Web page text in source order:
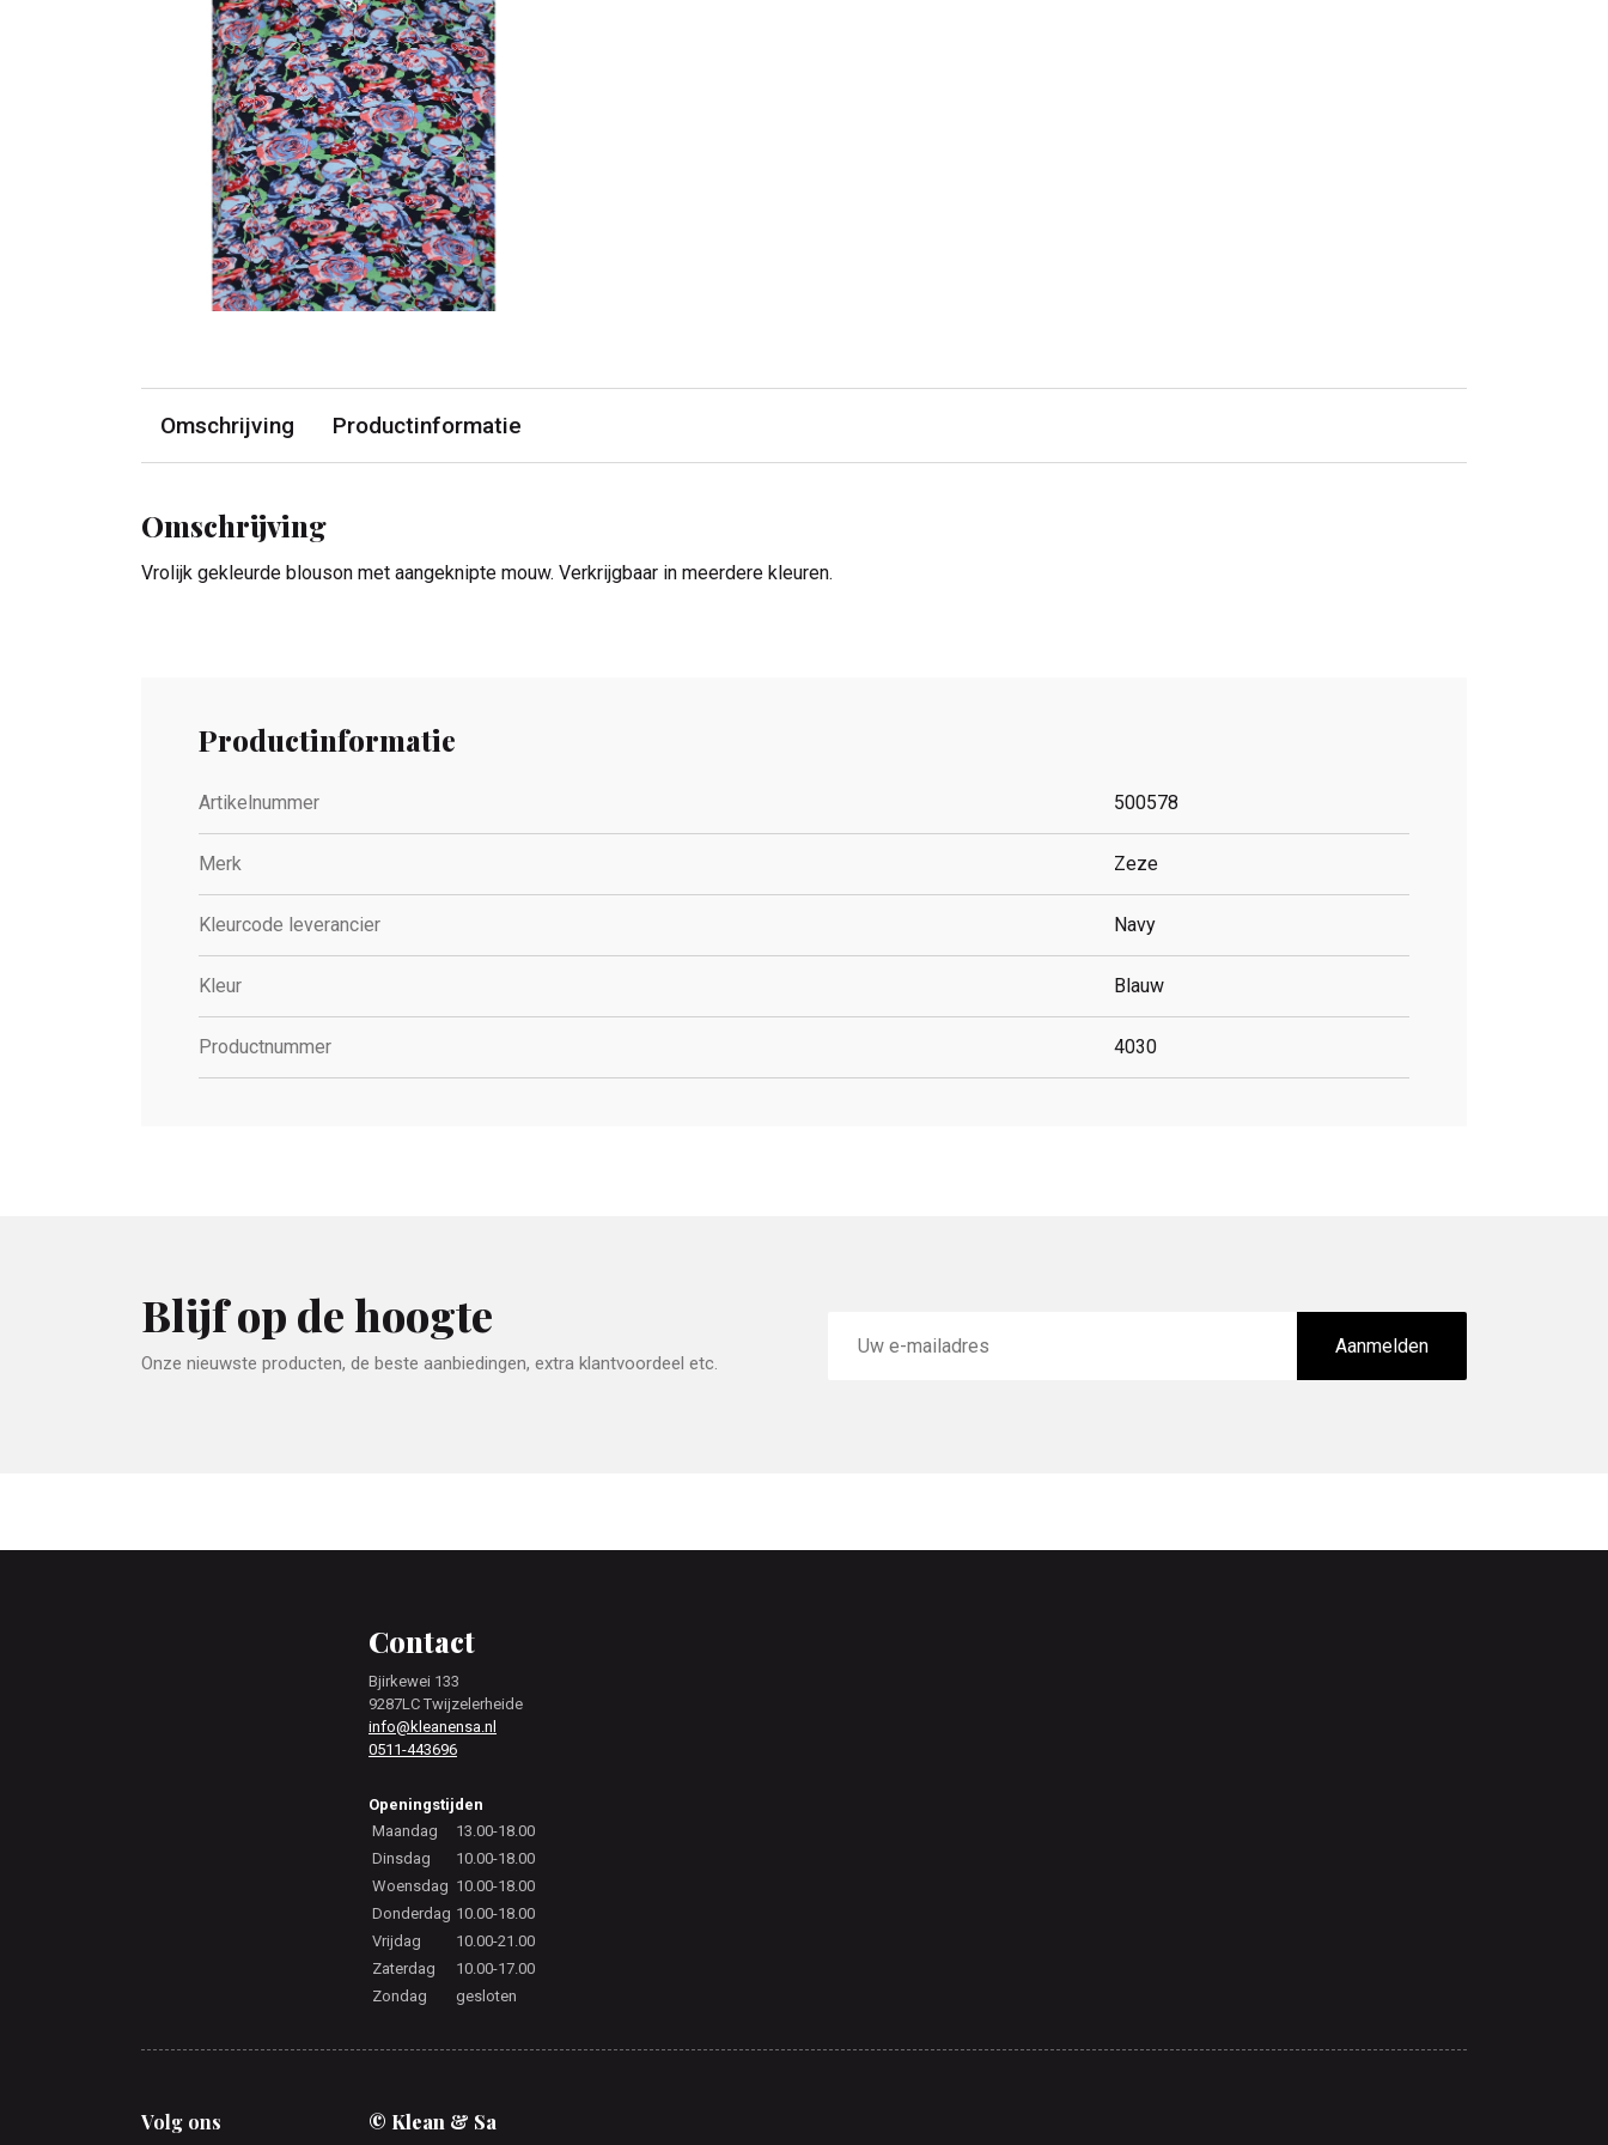
Omschrijving Productinformatie
Omschrijving
Vrolijk gekleurde blouson met aangeknipte mouw. Verkrijgbaar in meerdere kleuren.
Productinformatie
Artikelnummer 500578
Merk Zeze
Kleurcode leverancier Navy
Kleur Blauw
Productnummer 4030
Blijf op de hoogte
Onze nieuwste producten, de beste aanbiedingen, extra klantvoordeel etc.
mailadres
Aanmelden
Contact
Bjirkewei 133
9287LC Twijzelerheide
info@kleanensa.nl
0511-443696
Openingstijden
Maandag
13.00-18.00
Dinsdag
10.00-18.00
Woensdag 10.00-18.00
Donderdag 10.00-18.00
Vrijdag
10.00-21.00
Zaterdag
10.00-17.00
Zondag
gesloten
Volg ons © Klean & Sa